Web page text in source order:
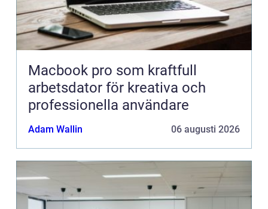
Macbook pro som kraftfull
arbetsdator för kreativa och
professionella användare
Adam Wallin 06 augusti 2026